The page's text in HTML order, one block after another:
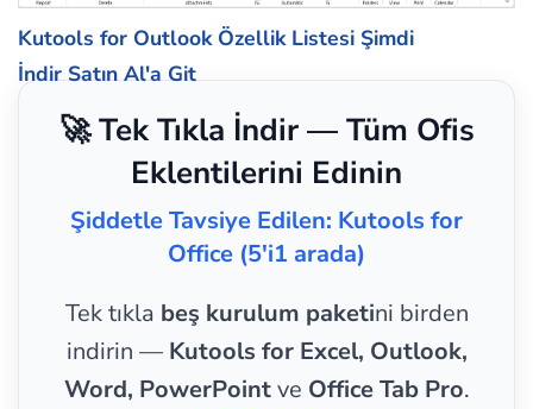
Kutools for Outlook Özellik Listesi Şimdi
İndir Satın Al'a Git
🚀 Tek Tıkla İndir — Tüm Ofis
Eklentilerini Edinin
Şiddetle Tavsiye Edilen: Kutools for
Office (5'i1 arada)
Tek tıkla beş kurulum paketini birden
indirin — Kutools for Excel, Outlook,
Word, PowerPointve Office Tab Pro.